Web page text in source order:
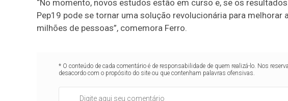
“No momento, novos estudos estão em curso e, se os
Pep19 pode se tornar uma solução revolucionária para melhorar
milhões de pessoas”, comemora Ferro.
* O conteúdo de cada comentário é de responsabilidade de quem realizá-lo. Nos
desacordo com o propósito do site ou que contenham palavras ofensivas.